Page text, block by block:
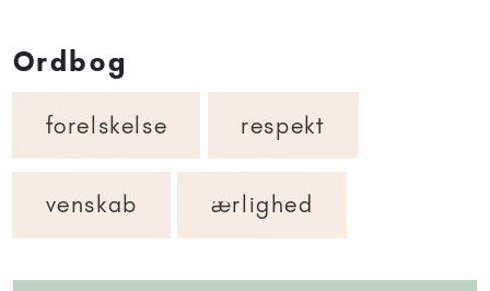
Ordbog
forelskelse respekt
venskab ærlighed